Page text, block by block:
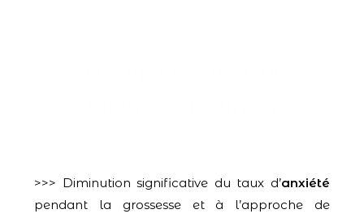
>>> Diminution significative du taux d’anxiété
pendant la grossesse et à l’approche de